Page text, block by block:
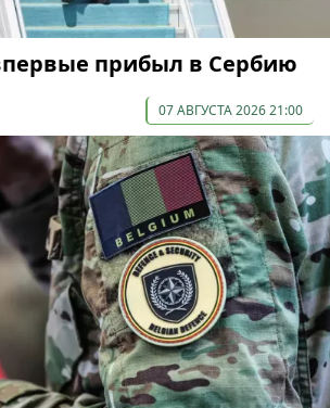
прибыл в Сербию
07 АВГУСТА 2026 21:00